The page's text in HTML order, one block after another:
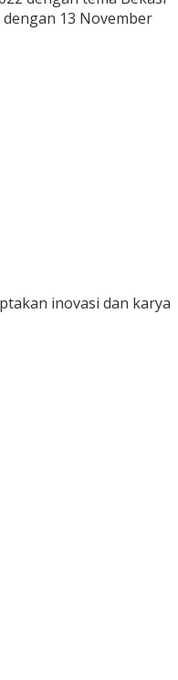
13 November
inovasi dan karya